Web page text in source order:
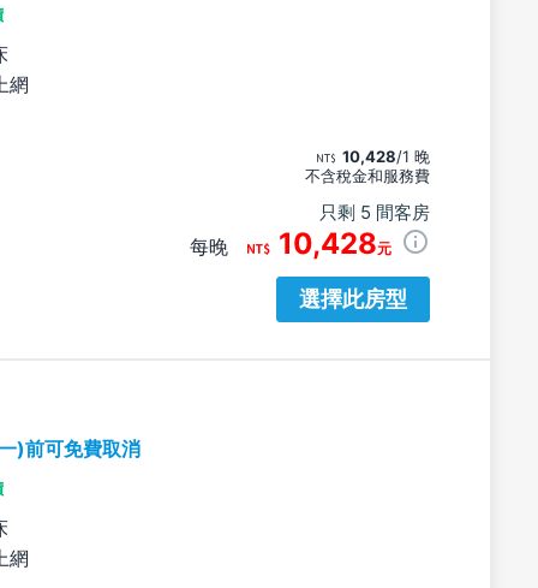
網
10,428/1 晚
不含稅金和服務費
只剩 5 間客房
每晚 10,428元
選擇此房型
)前可免費取消
網